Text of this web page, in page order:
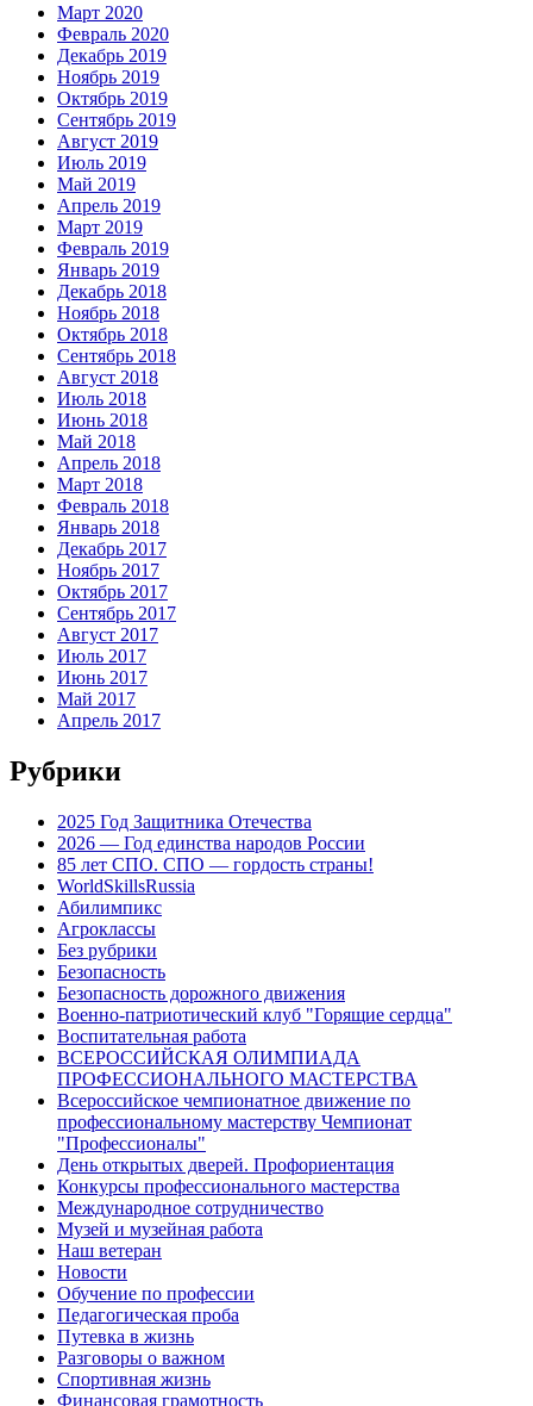
Март 2020
Февраль 2020
Декабрь 2019
Ноябрь 2019
Октябрь 2019
Сентябрь 2019
Август 2019
Июль 2019
Май 2019
Апрель 2019
Март 2019
Февраль 2019
Январь 2019
Декабрь 2018
Ноябрь 2018
Октябрь 2018
Сентябрь 2018
Август 2018
Июль 2018
Июнь 2018
Май 2018
Апрель 2018
Март 2018
Февраль 2018
Январь 2018
Декабрь 2017
Ноябрь 2017
Октябрь 2017
Сентябрь 2017
Август 2017
Июль 2017
Июнь 2017
Май 2017
Апрель 2017
Рубрики
2025 Год Защитника Отечества
2026 — Год единства народов России
85 лет СПО. СПО — гордость страны!
WorldSkillsRussia
Абилимпикс
Агроклассы
Без рубрики
Безопасность
Безопасность дорожного движения
Военно-патриотический клуб "Горящие сердца"
Воспитательная работа
ВСЕРОССИЙСКАЯ ОЛИМПИАДА
ПРОФЕССИОНАЛЬНОГО МАСТЕРСТВА
Всероссийское чемпионатное движение по
профессиональному мастерству Чемпионат
"Профессионалы"
День открытых дверей. Профориентация
Конкурсы профессионального мастерства
Международное сотрудничество
Музей и музейная работа
Наш ветеран
Новости
Обучение по профессии
Педагогическая проба
Путевка в жизнь
Разговоры о важном
Спортивная жизнь
Финансовая грамотность